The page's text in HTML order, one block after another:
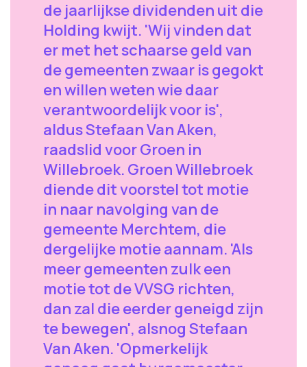
de jaarlijkse dividenden uit die
Holding kwijt. 'Wij vinden dat
er met het schaarse geld van
de gemeenten zwaar is gegokt
en willen weten wie daar
verantwoordelijk voor is',
aldus Stefaan Van Aken,
raadslid voor Groen in
Willebroek. Groen Willebroek
diende dit voorstel tot motie
in naar navolging van de
gemeente Merchtem, die
dergelijke motie aannam. 'Als
meer gemeenten zulk een
motie tot de VVSG richten,
dan zal die eerder geneigd zijn
te bewegen', alsnog Stefaan
Van Aken. 'Opmerkelijk